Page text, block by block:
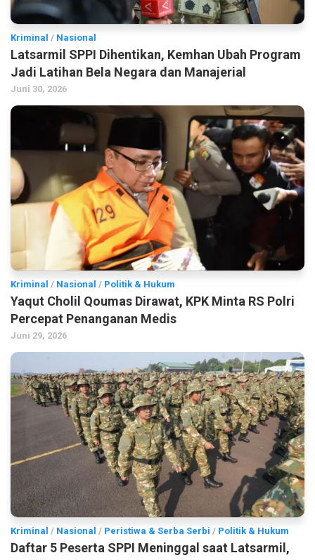
Kriminal / Nasional
Latsarmil SPPI Dihentikan, Kemhan Ubah Program
Jadi Latihan Bela Negara dan Manajerial
Juni 30, 2026
Kriminal / Nasional / Politik & Hukum
Yaqut Cholil Qoumas Dirawat, KPK Minta RS Polri
Percepat Penanganan Medis
Juni 29, 2026
Kriminal / Nasional / Peristiwa & Serba Serbi / Politik & Hukum
Daftar 5 Peserta SPPI Meninggal saat Latsarmil,